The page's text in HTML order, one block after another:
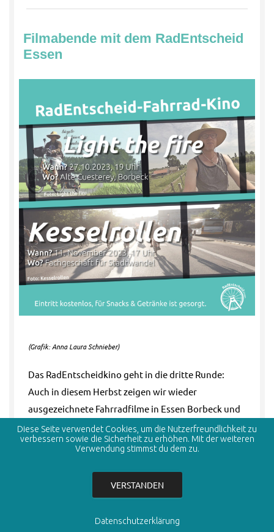
Filmabende mit dem RadEntscheid
Essen
(Grafik: Anna Laura Schnieber)
Das RadEntscheidkino geht in die dritte Runde:
Auch in diesem Herbst zeigen wir wieder
ausgezeichnete Fahrradfilme in Essen Borbeck und
Holsterhausen. Auf der Leinwand geht es mit dem
Fahrrad durch die heimische Natur ans Meer und
Den Auftakt macht am 27. Oktober 2023 um 19:00
in Borbeck (Weidkamp 10). In dem Dokumentarfilm
Diese Seite verwendet Cookies, um die Nutzerfreundlichkeit zu
verbessern sowie die Sicherheit zu erhöhen. Mit der weiteren
Verwendung stimmst du dem zu.
VERSTANDEN
Datenschutzerklärung